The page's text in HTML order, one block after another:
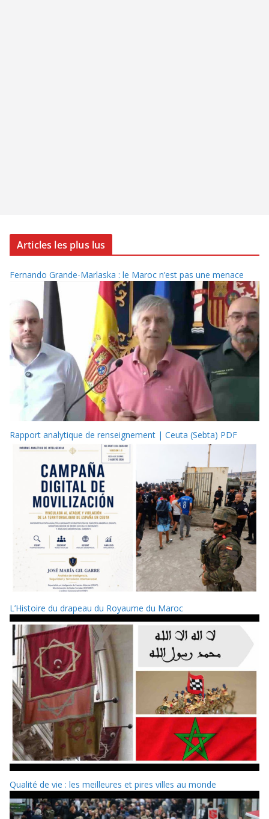
Articles les plus lus
Fernando Grande-Marlaska : le Maroc n’est pas une menace
Rapport analytique de renseignement | Ceuta (Sebta) PDF
L’Histoire du drapeau du Royaume du Maroc
Qualité de vie : les meilleures et pires villes au monde